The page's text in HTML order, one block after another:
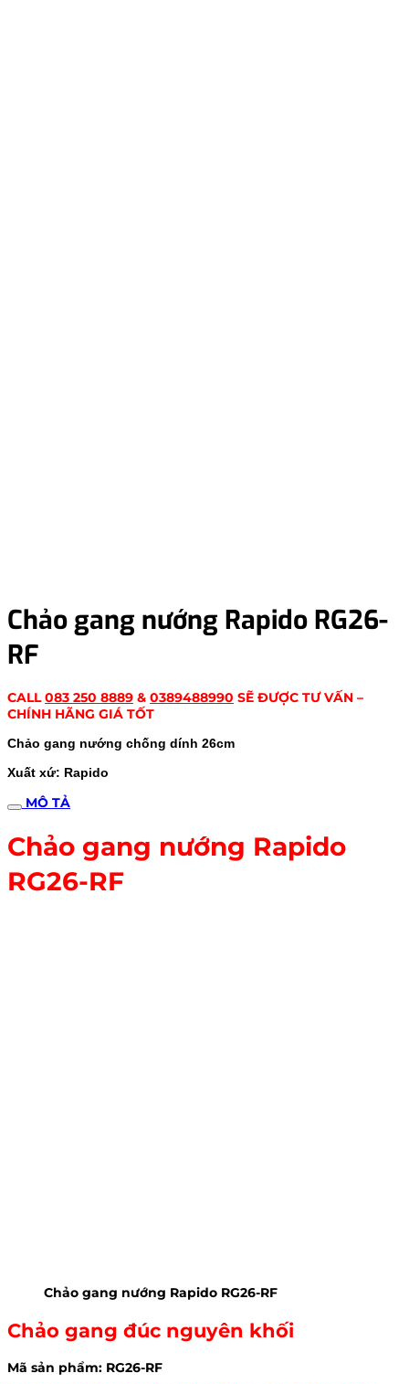
Chảo gang nướng Rapido RG26-
RF
CALL083 250 8889 & 0389488990 SẼ ĐƯỢC TƯ VẤN –
CHÍNH HÃNG GIÁ TỐT
Chảo gang nướng chống dính 26cm
Xuất xứ: Rapido
MÔ TẢ
Chảo gang nướng Rapido
RG26-RF
Chảo gang nướng Rapido RG26-RF
Chảo gang đúc nguyên khối
Mã sản phẩm: RG26-RF